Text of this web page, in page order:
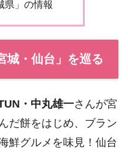
県」の情報
城・仙台」を巡る
・中丸雄一さんが宮
だ餅をはじめ、ブラン
鮮グルメを味見！仙台